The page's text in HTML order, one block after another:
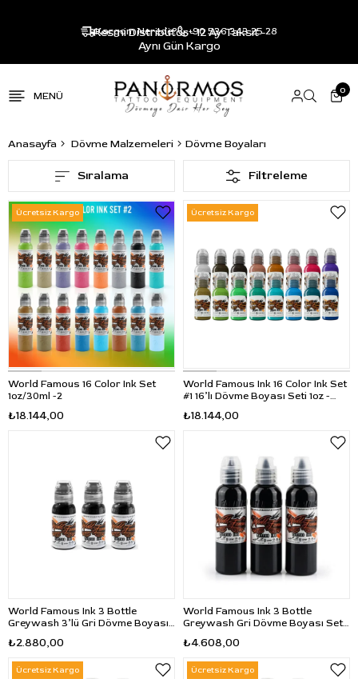
Resmi Distribütör - 12 Ay Taksit -
Aynı Gün Kargo
Kargom Nerede? +90 536 343 25 28
0
Anasayfa Dövme Malzemeleri Dövme Boyaları
Filtreleme
Sıralama
World Famous 16 Color Ink Set
1oz/30ml -2
₺18.144,00
Ücretsiz Kargo
World Famous Ink 16 Color Ink Set
#1 16’lı Dövme Boyası Seti 1oz -
₺18.144,00
Ücretsiz Kargo
World Famous Ink 3 Bottle
Greywash 3’lü Gri Dövme Boyası
₺2.880,00
World Famous Ink 3 Bottle
Greywash Gri Dövme Boyası Seti
₺4.608,00
Ücretsiz Kargo Ücretsiz Kargo